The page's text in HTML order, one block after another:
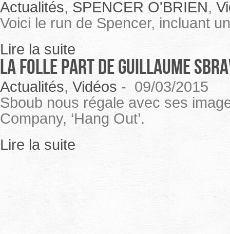
Actualités, SPENCER O'BRIEN,
Voici le run de Spencer, incluant
Lire la suite
La folle part de Guillaume
Actualités, Vidéos - 09/03/2015
Sboub nous régale avec ses
Company, ‘Hang Out’.
Lire la suite